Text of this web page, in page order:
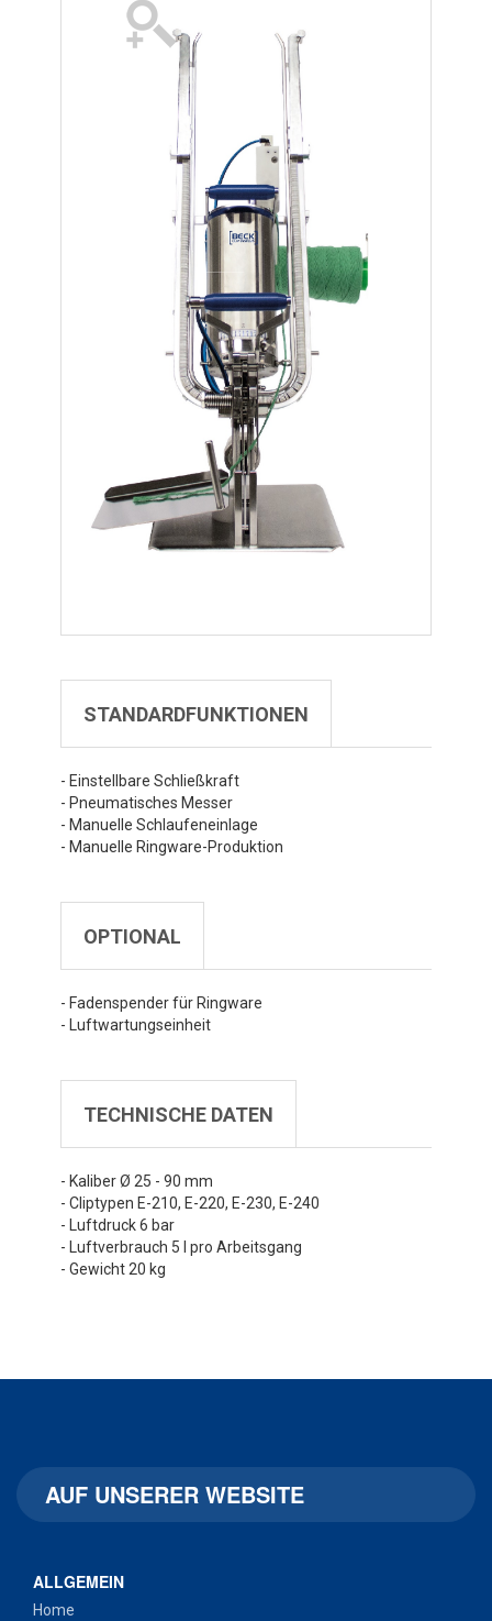
STANDARDFUNKTIONEN
- Einstellbare Schließkraft
- Pneumatisches Messer
- Manuelle Schlaufeneinlage
- Manuelle Ringware-Produktion
OPTIONAL
- Fadenspender für Ringware
- Luftwartungseinheit
TECHNISCHE DATEN
- Kaliber Ø 25 - 90 mm
- Cliptypen E-210, E-220, E-230, E-240
- Luftdruck 6 bar
- Luftverbrauch 5 l pro Arbeitsgang
- Gewicht 20 kg
AUF UNSERER WEBSITE
ALLGEMEIN
Home